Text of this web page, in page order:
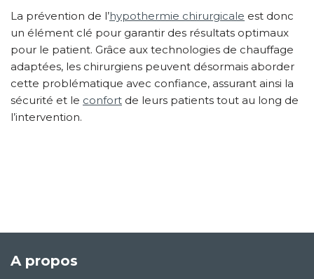
La prévention de l’hypothermie chirurgicale est donc
un élément clé pour garantir des résultats optimaux
pour le patient. Grâce aux technologies de chauffage
adaptées, les chirurgiens peuvent désormais aborder
cette problématique avec confiance, assurant ainsi la
sécurité et le confort de leurs patients tout au long de
l’intervention.
A propos